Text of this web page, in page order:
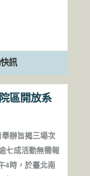
訊
區開放系
辦旨揭三場次
七成活動無需報
4時，於臺北南